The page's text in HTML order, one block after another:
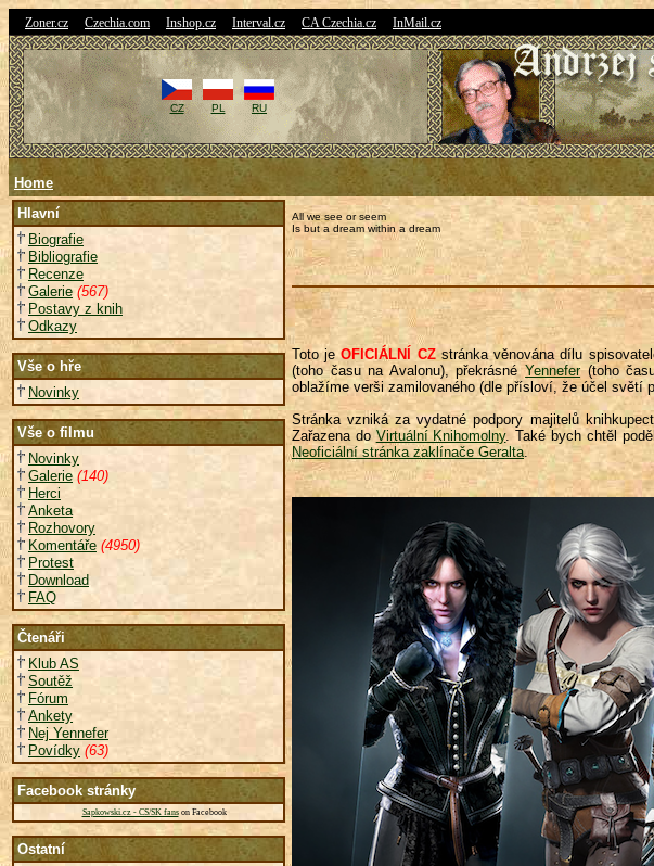
Zoner.cz Czechia.com Inshop.cz Interval.cz CA Czechia.cz InMail.cz
CZ PL RU
Home
Hlavní
Biografie
Bibliografie
Recenze
Galerie (567)
Postavy z knih
Odkazy
Vše o hře
Novinky
Vše o filmu
Novinky
Galerie (140)
Herci
Anketa
Rozhovory
Komentáře (4950)
Protest
Download
FAQ
Čtenáři
Klub AS
Soutěž
Fórum
Ankety
Nej Yennefer
Povídky (63)
Facebook stránky
Sapkowski.cz - CS/SK fanson Facebook
Ostatní
All we see or seem
Is but a dream within a dream
Toto jeOFICIÁLNÍ CZstránka věnována dílu
(toho času na Avalonu), překrásnéYennefer(toho
oblažíme verši zamilovaného (dle přísloví, že účel světí
Stránka vzniká za vydatné podpory majitelů
Zařazena do Virtuální Knihomolny. Také bych chtěl
Neoficiální stránka zaklínače Geralta.